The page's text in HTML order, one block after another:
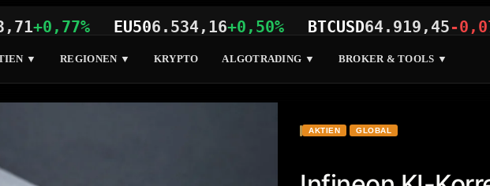
EU50 6.534,16+0,50% BTCUSD64.919,45-0,07%
▼ REGIONEN ▼ KRYPTO ALGOTRADING ▼ BROKER & TOOLS ▼
AKTIEN GLOBAL